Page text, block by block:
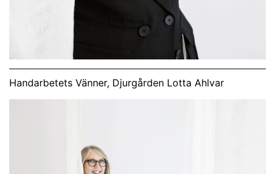
Handarbetets Vänner, Djurgården Lotta Ahlvar